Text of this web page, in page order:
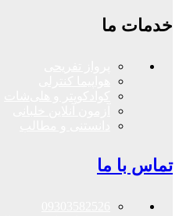
خدمات ما
تماس با ما